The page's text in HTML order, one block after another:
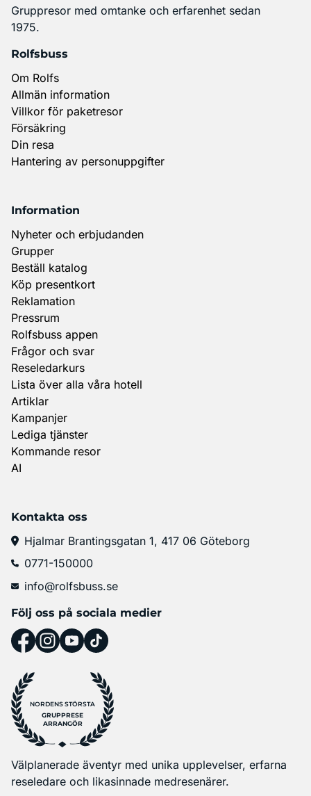
Gruppresor med omtanke och erfarenhet sedan
1975.
Rolfsbuss
Om Rolfs
Allmän information
Villkor för paketresor
Försäkring
Din resa
Hantering av personuppgifter
Information
Nyheter och erbjudanden
Grupper
Beställ katalog
Köp presentkort
Reklamation
Pressrum
Rolfsbuss appen
Frågor och svar
Reseledarkurs
Lista över alla våra hotell
Artiklar
Kampanjer
Lediga tjänster
Kommande resor
AI
Kontakta oss
Hjalmar Brantingsgatan 1, 417 06 Göteborg
0771-150000
info@rolfsbuss.se
Följ oss på sociala medier
NORDENS STÖRSTA
GRUPPRESE
ARRANGÖR
Välplanerade äventyr med unika upplevelser, erfarna
reseledare och likasinnade medresenärer.